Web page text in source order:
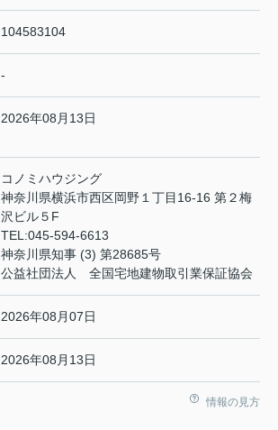
104583104
-
2026年08月13日
コノミハウジング
神奈川県横浜市西区岡野１丁目16-16 第２梅
沢ビル５F
TEL:045-594-6613
神奈川県知事 (3) 第28685号
公益社団法人 全国宅地建物取引業保証協会
2026年08月07日
2026年08月13日
情報の見方